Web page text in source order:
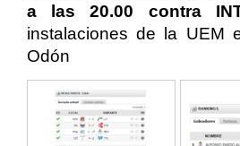
a las 20.00 contra
instalaciones de la UEM
Odón